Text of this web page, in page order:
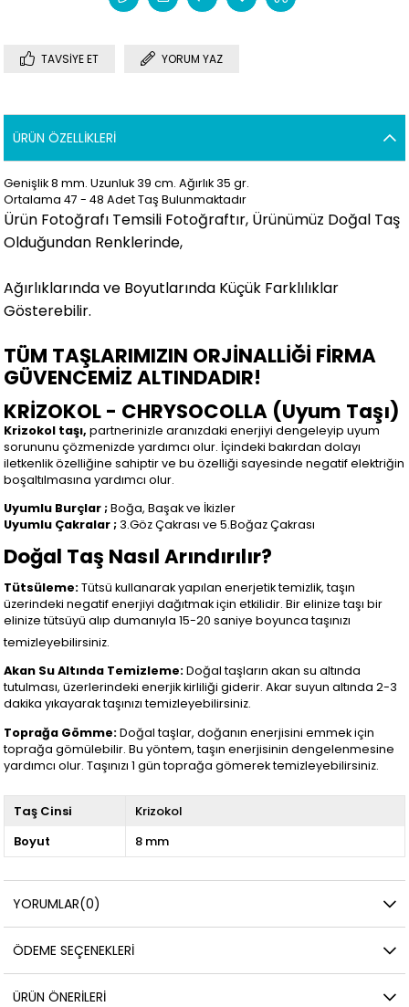
TAVSIYE ET YORUM YAZ
ÜRÜN ÖZELLIKLERI
Genişlik 8 mm. Uzunluk 39 cm. Ağırlık 35 gr.
Ortalama 47 - 48 Adet Taş Bulunmaktadır
Ürün Fotoğrafı Temsili Fotoğraftır, Ürünümüz Doğal Taş
Olduğundan Renklerinde,
Ağırlıklarında ve Boyutlarında Küçük Farklılıklar
Gösterebilir.
TÜM TAŞLARIMIZIN ORJİNALLİĞİ FİRMA
GÜVENCEMİZ ALTINDADIR!
KRİZOKOL - CHRYSOCOLLA (Uyum Taşı)
Krizokol taşı,partnerinizle aranızdaki enerjiyi dengeleyip uyum
sorununu çözmenizde yardımcı olur. İçindeki bakırdan dolayı
iletkenlik özelliğine sahiptir ve bu özelliği sayesinde negatif elektriğin
boşaltılmasına yardımcı olur.
Uyumlu Burçlar ;Boğa, Başak ve İkizler
Uyumlu Çakralar ; 3.Göz Çakrası ve 5.Boğaz Çakrası
Doğal Taş Nasıl Arındırılır?
Tütsüleme:Tütsü kullanarak yapılan enerjetik temizlik, taşın
üzerindeki negatif enerjiyi dağıtmak için etkilidir. Bir elinize taşı bir
elinize tütsüyü alıp dumanıyla 15-20 saniye boyunca taşınızı
temizleyebilirsiniz.
Akan Su Altında Temizleme:Doğal taşların akan su altında
tutulması, üzerlerindeki enerjik kirliliği giderir. Akar suyun altında 2-3
dakika yıkayarak taşınızı temizleyebilirsiniz.
Toprağa Gömme:Doğal taşlar, doğanın enerjisini emmek için
toprağa gömülebilir. Bu yöntem, taşın enerjisinin dengelenmesine
yardımcı olur. Taşınızı 1 gün toprağa gömerek temizleyebilirsiniz.
Taş Cinsi
Krizokol
Boyut
8 mm
YORUMLAR(0)
ÖDEME SEÇENEKLERI
ÜRÜN ÖNERILERI